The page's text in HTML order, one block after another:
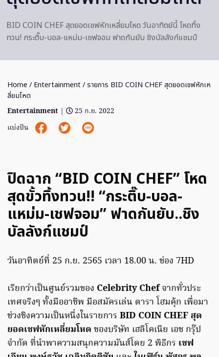
BID COIN CHEF สุดยอดเชฟหักเหลี่ยมโหด วันอาทิตย์นี้ โหดทิ้ง
ทวน! กระติ๊บ-บอล-แหม่ม-เชฟจอม ฟาดกันยับ ชิงบัลลังก์แชมป์
Home / Entertainment/ รายการ BID COIN CHEF สุดยอดเชฟหักเห
ลี่ยมโหด
Entertainment |
25 ก.ย. 2022
แบ่งปัน
ปิดฉาก “BID COIN CHEF” โหด
สุดขั้วทิ้งทวน!! “กระติ๊บ-บอล-
แหม่ม-เชฟจอม” ฟาดกันยับ..ชิง
บัลลังก์แชมป์
วันอาทิตย์ที่ 25 ก.ย. 2565 เวลา 18.00 น. ช่อง 7HD
เรียกว่าเป็นศูนย์รวมของ Celebrity Chefจากทั่วประ
เทศจริงๆ ทั้งมืออาชีพ มือสมัครเล่น ดารา โฮมคุ้ก เพื่อมา
ช่วงชิงความเป็นหนึ่งในรายการ BID COIN CHEF สุด
ยอดเชฟหักเหลี่ยมโหด ของบริษัท เฮลิโคเนีย เอช กรุ๊ป
จำกัด ที่นำพาความสนุกความมันส์โดย 2 พิธีกร เชฟ